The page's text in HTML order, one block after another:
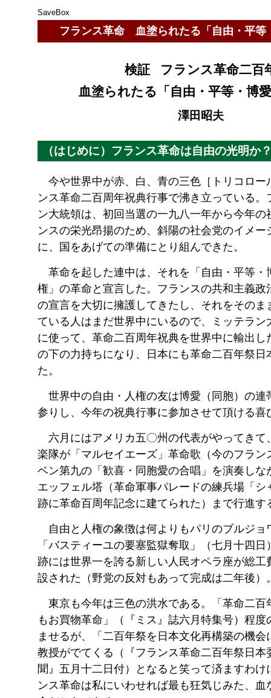
SaveBox
フランス革命 血塗られたる「自由・平等
検証 フランス革命二百
血塗られたる「自由・平等・博
澤田昭夫
（はじめに）フランス革命は自由の光明か
今や世界中が赤、白、青の三色［トリコロー
ンス革命二百周年祝典行事で沸き立っている。
ン大統領は、初回当選の一九八一年から今年の
ンスの栄光昂揚のため、斜陽の社会党のイメー
に、国をあげての準備にとり組んできた。
革命を起した連中は、それを「自由・平等・
権」の革命と宣言した。フランスの共和主義政
の宣言を大切に擁護してきたし、それをそのま
ている人はまだ世界中にいるので、ミッテラン
に使って、革命二百周年祝典を世界中に輸出し
の下の力持ちになり、日本にも革命二百年祭日
た。
世界中の自由・人権の友は博愛（同胞）の連
参りし、今年の祝典行事に参加させて頂ける喜
六月にはアメリカ五〇州の代表がやってきて
楽隊が「マルセイエーズ」革命歌（今のフラン
ベン第九の「歓喜・同胞愛の合唱」を演奏しな
エッフェル塔（革命軍事パレードの練兵場「シ
跡に革命百周年記念に建てられた）まで行進す
自由と人権の象徴は何よりもパリのブルジョ
「バスティーユの要塞監獄奪取」（七月十四
跡には世界一を誇る新しい人民オペラ座が総工
設された（野党の反対もあって完成は二年後）
東京も今年は三色の洪水である。「革命二百
もお買物革命」（『ミス』誌六月特集号）程度
ませるが、「二百年祭を日本文化再構築の機会
教授がでてくる（『フランス革命二百年祭日本
聞』五月十二日付）となると笑って済ますわけ
ンス革命は私にいわせれば最も狂気じみた、血